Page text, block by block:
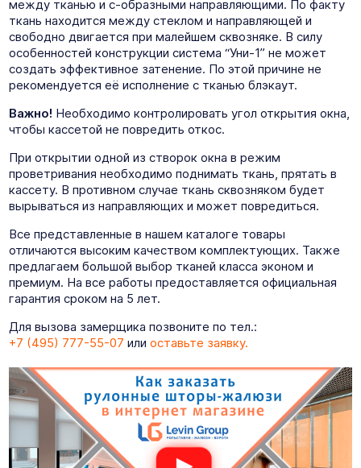
между тканью и с-образными направляющими. По факту
ткань находится между стеклом и направляющей и
свободно двигается при малейшем сквозняке. В силу
особенностей конструкции система “Уни-1” не может
создать эффективное затенение. По этой причине не
рекомендуется её исполнение с тканью блэкаут.
Важно! Необходимо контролировать угол открытия окна,
чтобы кассетой не повредить откос.
При открытии одной из створок окна в режим
проветривания необходимо поднимать ткань, прятать в
кассету. В противном случае ткань сквозняком будет
вырываться из направляющих и может повредиться.
Все представленные в нашем каталоге товары
отличаются высоким качеством комплектующих. Также
предлагаем большой выбор тканей класса эконом и
премиум. На все работы предоставляется официальная
гарантия сроком на 5 лет.
Для вызова замерщика позвоните по тел.:
+7 (495) 777-55-07 или оставьте заявку.